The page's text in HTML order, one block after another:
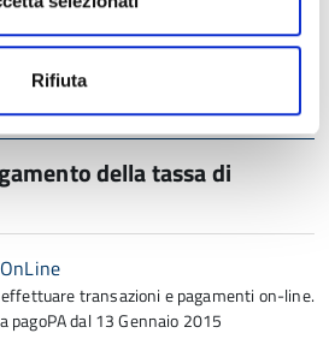
Rifiuta
inerenti la compilazione del
della tassa di
transazioni e pagamenti on-line.
dal 13 Gennaio 2015